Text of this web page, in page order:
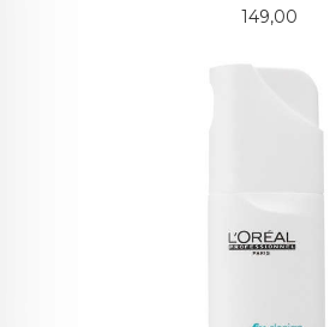
Pris
149,00